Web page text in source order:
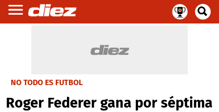
NO TODO ES FUTBOL
Roger Federer gana por séptima